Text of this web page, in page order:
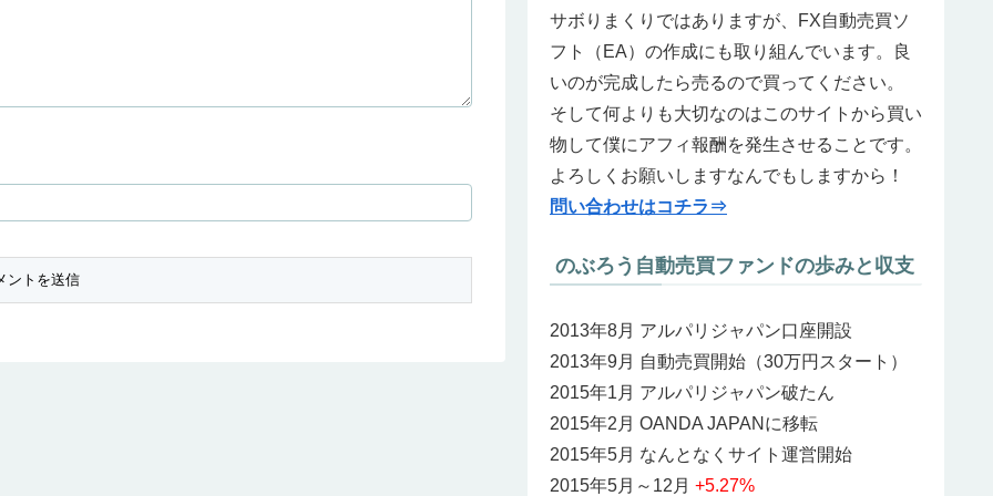
サボりまくりではありますが、FX自動売買ソ
フト（EA）の作成にも取り組んでいます。良
いのが完成したら売るので買ってください。
そして何よりも大切なのはこのサイトから買い
物して僕にアフィ報酬を発生させることです。
よろしくお願いしますなんでもしますから！
問い合わせはコチラ⇒
のぶろう自動売買ファンドの歩みと収支
2013年8月 アルパリジャパン口座開設
2013年9月 自動売買開始（30万円スタート）
2015年1月 アルパリジャパン破たん
2015年2月 OANDA JAPANに移転
2015年5月 なんとなくサイト運営開始
2015年5月～12月 +5.27%